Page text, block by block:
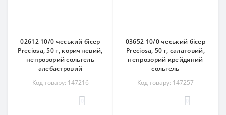
02612 10/0 чеський бісер
Preciosa, 50 г, коричневий,
непрозорий сольгель
алебастровий
Код товару: 147216
03652 10/0 чеський бісер
Preciosa, 50 г, салатовий,
непрозорий крейдяний
сольгель
Код товару: 147257